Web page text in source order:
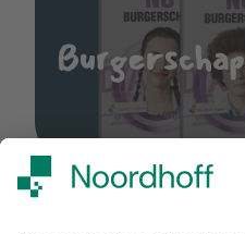
Burgerschap